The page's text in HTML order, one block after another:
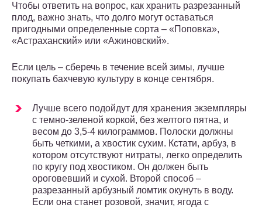
Чтобы ответить на вопрос, как хранить разрезанный
плод, важно знать, что долго могут оставаться
пригодными определенные сорта – «Поповка»,
«Астраханский» или «Ажиновский».
Если цель – сберечь в течение всей зимы, лучше
покупать бахчевую культуру в конце сентября.
Лучше всего подойдут для хранения экземпляры
с темно-зеленой коркой, без желтого пятна, и
весом до 3,5-4 килограммов. Полоски должны
быть четкими, а хвостик сухим. Кстати, арбуз, в
котором отсутствуют нитраты, легко определить
по кругу под хвостиком. Он должен быть
ороговевший и сухой. Второй способ –
разрезанный арбузный ломтик окунуть в воду.
Если она станет розовой, значит, ягода с